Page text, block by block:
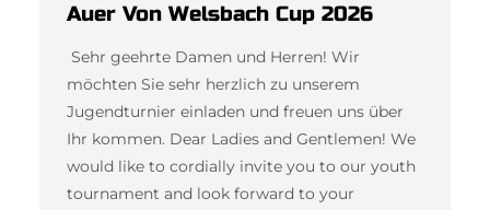
Auer Von Welsbach Cup 2026
Sehr geehrte Damen und Herren! Wir
möchten Sie sehr herzlich zu unserem
Jugendturnier einladen und freuen uns über
Ihr kommen. Dear Ladies and Gentlemen! We
would like to cordially invite you to our youth
tournament and look forward to your